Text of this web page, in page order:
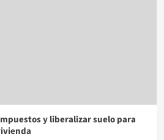
y liberalizar suelo para